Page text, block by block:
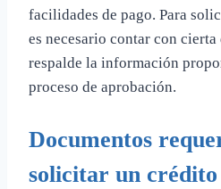
facilidades de pago. Para
es necesario contar con
respalde la información
proceso de aprobación.
Documentos
solicitar un